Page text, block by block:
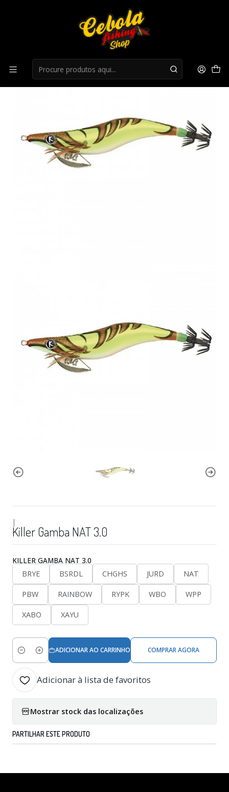
Killer Gamba NAT 3.0
|
Killer Gamba NAT 3.0
KILLER GAMBA NAT 3.0
BRYE
BSRDL CHGHS JURD NAT
PBW RAINBOW RYPK WBO WPP
XABO XAYU
Quantidade
ADICIONAR AO CARRINHO COMPRAR AGORA
Adicionar à lista de favoritos
Mostrar stock das localizações
PARTILHAR ESTE PRODUTO